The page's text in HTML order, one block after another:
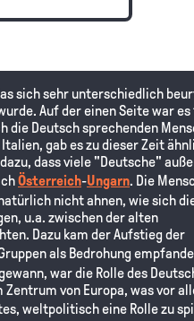
sich sehr unterschiedlich
Auf der einen Seite war
die Deutsch sprechenden
gab es zu dieser Zeit
dass viele "Deutsche"
Österreich-Ungarn. Die
nicht ahnen, wie sich
u.a. zwischen der alten
Dazu kam der Aufstieg der
als Bedrohung
war die Rolle des
von Europa, was vor
weltpolitisch eine Rolle zu